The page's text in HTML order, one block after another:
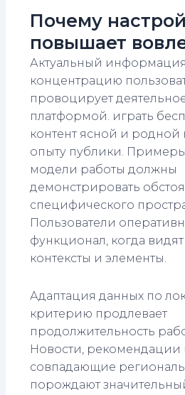
Почему
повышает
Актуальный
концентрацию
провоцирует
платформой. играть
контент ясной и
опыту публики.
модели работы должны
демонстрировать
специфического
Пользователи
функционал, когда
контексты и элементы.
Адаптация данных по
критерию продлевает
продолжительность
Новости,
совпадающие
порождают